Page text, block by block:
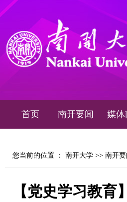
首页 南开要闻 媒体
您当前的位置 ： 南开大学 >> 南开要
【党史学习教